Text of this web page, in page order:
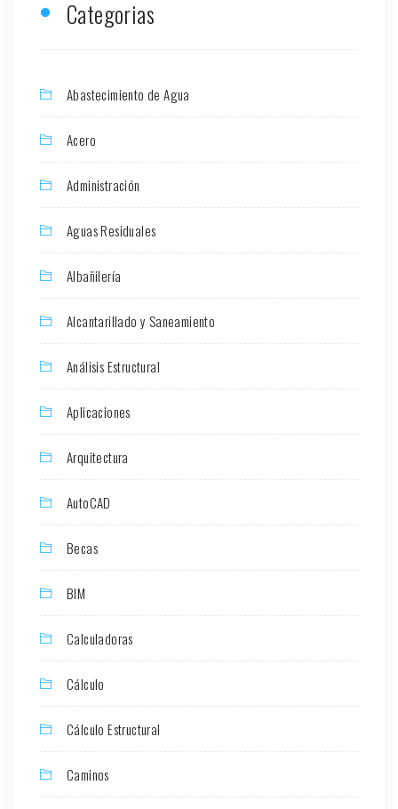
Categorias
Abastecimiento de Agua
Acero
Administración
Aguas Residuales
Albañilería
Alcantarillado y Saneamiento
Análisis Estructural
Aplicaciones
Arquitectura
AutoCAD
Becas
BIM
Calculadoras
Cálculo
Cálculo Estructural
Caminos